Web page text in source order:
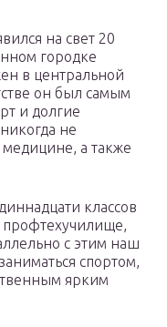
на свет 20
городке
в центральной
он был самым
и долгие
не
а также
классов
профтехучилище,
с этим наш
спортом,
ярким